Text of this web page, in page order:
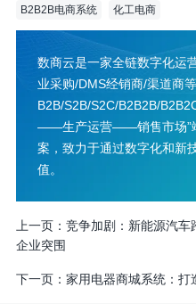
B2B2B电商系统 化工电商
数商云是一家全链数字化运
业采购/DMS经销商/渠道商
B2B/S2B/S2C/B2B2B/
——生产运营——销售市场”
案，致力于通过数字化和新
值。
上一页： 竞争加剧：新能源汽车
企业突围
下一页： 家用电器商城系统：打